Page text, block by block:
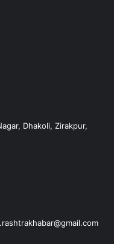
Dhakoli, Zirakpur,